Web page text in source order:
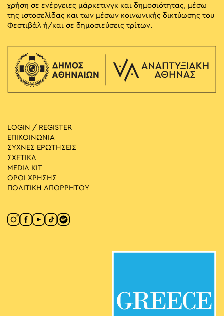
χρήση σε ενέργειες μάρκετινγκ και δημοσιότητας, μέσω
της ιστοσελίδας και των μέσων κοινωνικής δικτύωσης του
Φεστιβάλ ή/και σε δημοσιεύσεις τρίτων.
LOGIN / REGISTER
ΕΠΙΚΟΙΝΩΝΙΑ
ΣΥΧΝΕΣ ΕΡΩΤΗΣΕΙΣ
ΣΧΕΤΙΚΑ
MEDIA ΚIT
ΟΡΟΙ ΧΡΗΣΗΣ
ΠΟΛΙΤΙΚΗ ΑΠΟΡΡΗΤΟΥ